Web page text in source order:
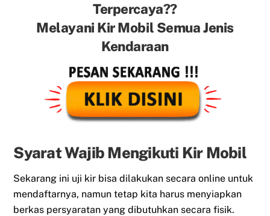
Terpercaya??
Melayani Kir Mobil Semua Jenis
Kendaraan
Syarat Wajib Mengikuti Kir Mobil
Sekarang ini uji kir bisa dilakukan secara online untuk
mendaftarnya, namun tetap kita harus menyiapkan
berkas persyaratan yang dibutuhkan secara fisik.